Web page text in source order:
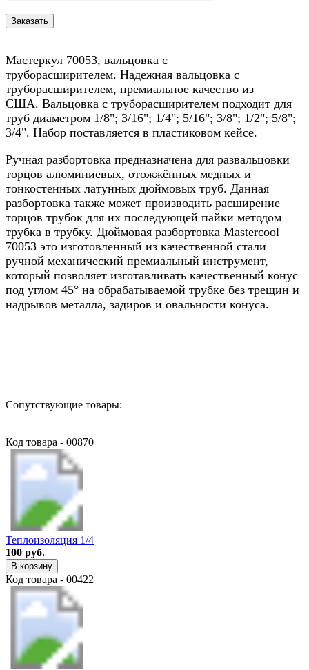
Мастеркул 70053, вальцовка с
труборасширителем. Надежная вальцовка с
труборасширителем, премиальное качество из
США. Вальцовка с труборасширителем подходит для
труб диаметром 1/8"; 3/16"; 1/4"; 5/16"; 3/8"; 1/2"; 5/8";
3/4". Набор поставляется в пластиковом кейсе.
Ручная разбортовка предназначена для развальцовки
торцов алюминиевых, отожжённых медных и
тонкостенных латунных дюймовых труб. Данная
разбортовка также может производить расширение
торцов трубок для их последующей пайки методом
трубка в трубку. Дюймовая разбортовка Mastercool
70053 это изготовленный из качественной стали
ручной механический премиальный инструмент,
который позволяет изготавливать качественный конус
под углом 45° на обрабатываемой трубке без трещин и
надрывов металла, задиров и овальности конуса.
Сопутствующие товары:
Код товара - 00870
Теплоизоляция 1/4
100 руб.
В корзину
Код товара - 00422